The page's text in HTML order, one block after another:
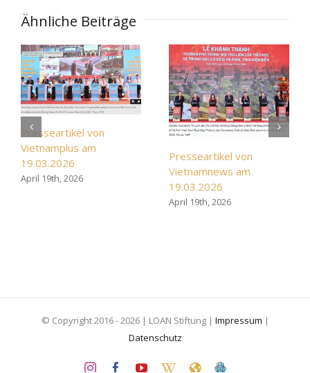
Ähnliche Beiträge
Presseartikel von
Vietnamplus am
19.03.2026
April 19th, 2026
Presseartikel von
Vietnamnews am
19.03.2026
April 19th, 2026
© Copyright 2016 -2026 | LOAN Stiftung | Impressum |
Datenschutz